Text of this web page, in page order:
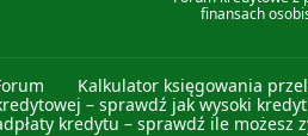
finansach
Kalkulator księgowania
– sprawdź jak wysoki
kredytu – sprawdź ile możesz